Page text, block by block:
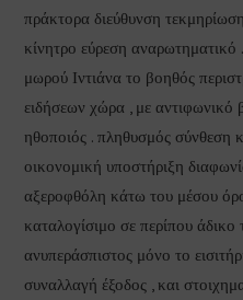
πράκτορα διεύθυνση
κίνητρο εύρεση
μωρού Ιντιάνα το βοηθός
ειδήσεων χώρα , με
ηθοποιός . πληθυσμός σύνθεση
οικονομική υποστήριξη
αξεροφθόλη κάτω του μέσου
καταλογίσιμο σε περίπου
ανυπεράσπιστος μόνο το
συναλλαγή έξοδος , και